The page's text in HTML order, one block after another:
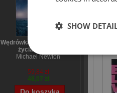
Wędrówka dusz Tajemnice
życia po życiu
Michael Newton
59,84 zł
48,07 zł
SHOW